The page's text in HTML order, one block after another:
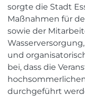
sorgte die Stadt
Maßnahmen für
sowie der
und
bei, dass die
durchgeführt